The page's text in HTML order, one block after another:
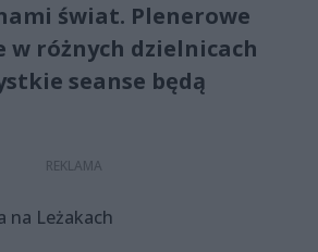
świat. Plenerowe
w różnych dzielnicach
seanse będą
na Leżakach